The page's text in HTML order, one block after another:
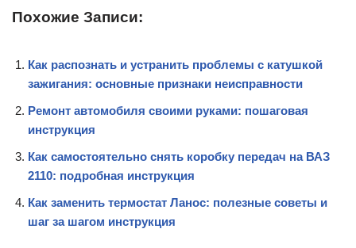
Похожие Записи:
Как распознать и устранить проблемы с катушкой
зажигания: основные признаки неисправности
Ремонт автомобиля своими руками: пошаговая
инструкция
Как самостоятельно снять коробку передач на ВАЗ
2110: подробная инструкция
Как заменить термостат Ланос: полезные советы и
шаг за шагом инструкция